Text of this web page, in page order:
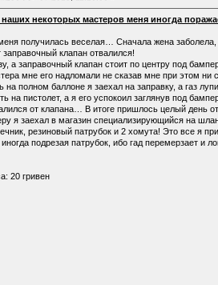
наших некоторых мастеров меня иногда
получилась веселая… Сначала жена
заправочный клапан отвалился!
а заправочный клапан стоит по центру под
мне его надломали не сказав мне при этом ни
на полном баллоне я заехал на заправку, а газ
на пистолет, а я его успокоил заглянув под
от клапана… В итоге пришлось целый день
я заехал в магазин специализирующийся на
резиновый патрубок и 2 хомута! Это все я
подрезая патрубок, ибо гад перемерзает и
20 гривен